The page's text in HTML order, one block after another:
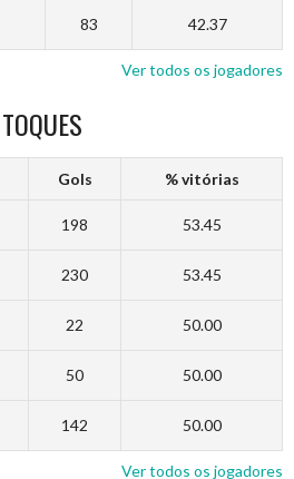
83 42.37
Ver todos os jogadores
Gols % vitórias
198 53.45
230 53.45
22 50.00
50 50.00
142 50.00
Ver todos os jogadores